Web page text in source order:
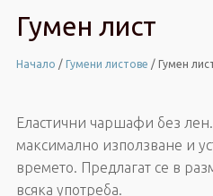
Гумен лист
Начало / Гумени листове / Гумен
Еластични чаршафи без
максимално използване и
времето. Предлагат се в
всяка употреба.